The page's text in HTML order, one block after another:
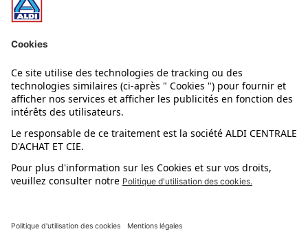
Nos rayons
Nos marques
Nos astuces
Évènements
L'application mobile